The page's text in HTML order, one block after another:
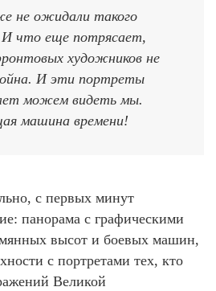
не ожидали такого
что еще потрясает,
художников не
И эти портреты
можем видеть мы.
машина времени!
с первых минут
панорама с графическими
высот и боевых машин,
с портретами тех, кто
Великой